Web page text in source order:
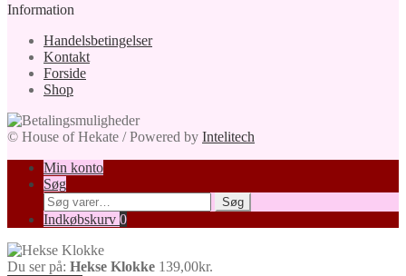
Information
Handelsbetingelser
Kontakt
Forside
Shop
© House of Hekate / Powered by Intelitech
Min konto
Søg
Søg
efter:
Søg
Indkøbskurv 0
Du ser på: Hekse Klokke 139,00kr.